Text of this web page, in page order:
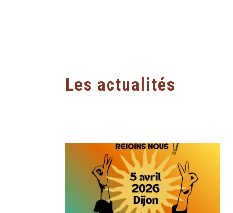
Les actualités